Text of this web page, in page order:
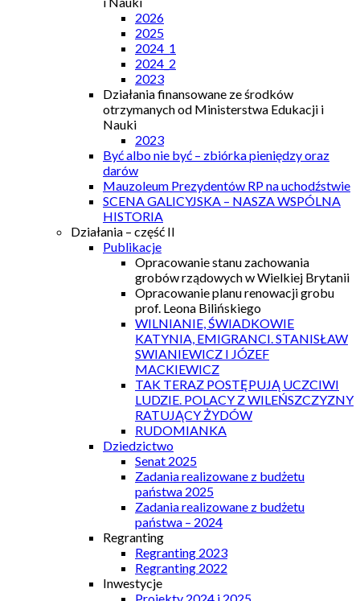
2026
2025
2024_1
2024_2
2023
Działania finansowane ze środków
otrzymanych od Ministerstwa Edukacji i
Nauki
2023
Być albo nie być – zbiórka pieniędzy oraz
darów
Mauzoleum Prezydentów RP na uchodźstwie
SCENA GALICYJSKA – NASZA WSPÓLNA
HISTORIA
Działania – część II
Publikacje
Opracowanie stanu zachowania
grobów rządowych w Wielkiej Brytanii
Opracowanie planu renowacji grobu
prof. Leona Bilińskiego
WILNIANIE, ŚWIADKOWIE
KATYNIA, EMIGRANCI. STANISŁAW
SWIANIEWICZ I JÓZEF
MACKIEWICZ
TAK TERAZ POSTĘPUJĄ UCZCIWI
LUDZIE. POLACY Z WILEŃSZCZYZNY
RATUJĄCY ŻYDÓW
RUDOMIANKA
Dziedzictwo
Senat 2025
Zadania realizowane z budżetu
państwa 2025
Zadania realizowane z budżetu
państwa – 2024
Regranting
Regranting 2023
Regranting 2022
Inwestycje